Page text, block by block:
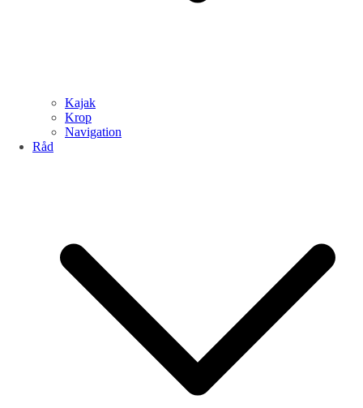
Kajak
Krop
Navigation
Råd